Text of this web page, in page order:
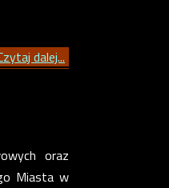
dalej...
oraz
Miasta w